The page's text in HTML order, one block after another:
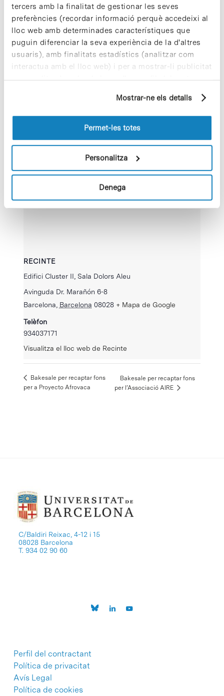
tercers amb la finalitat de gestionar les seves
preferències (recordar informació perquè accedeixi al
lloc web amb determinades característiques que
puguin diferenciar la seva experiència de la d'altres
usuaris), amb finalitats estadístics (analitzar com
interactua amb el lloc web) i per a mostrar-li publicitat
personalitzada sobre la base d'un perfil elaborat a
pàgines visitades). Per a obtenir més informació sobre
les cookies pot consultar laPolítica de cookiesdel
Mostrar-ne els detalls
Permet-les totes
Personalitza
Denega
Esdeveniment PCB
Lloc web:
https://www.eventbrite.
es/e/descobreix-els-
ccitub-suport-cientific-
i-tecnic-per-a-la-
recerca-biomedica-
1473539017869?
RECINTE
Edifici Cluster II, Sala Dolors Aleu
Avinguda Dr. Marañón 6-8
Barcelona Barcelona 08028 + Mapa de Google
Telèfon
934037171
Visualitza el lloc web de Recinte
Bakesale per recaptar fons
per a Proyecto Afrovaca
Bakesale per recaptar fons
per l’Associació AIRE
C/Baldiri Reixac, 4-12 i 15
08028 Barcelona
T. 934 02 90 60
Perfil del contractant
Política de privacitat
Avís Legal
Política de cookies